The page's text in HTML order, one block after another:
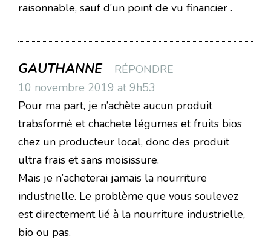
raisonnable, sauf d’un point de vu financier .
GAUTHANNE
RÉPONDRE
10 novembre 2019 at 9h53
Pour ma part, je n’achète aucun produit
trabsformė et chachete légumes et fruits bios
chez un producteur local, donc des produit
ultra frais et sans moisissure.
Mais je n’acheterai jamais la nourriture
industrielle. Le problème que vous soulevez
est directement lié à la nourriture industrielle,
bio ou pas.